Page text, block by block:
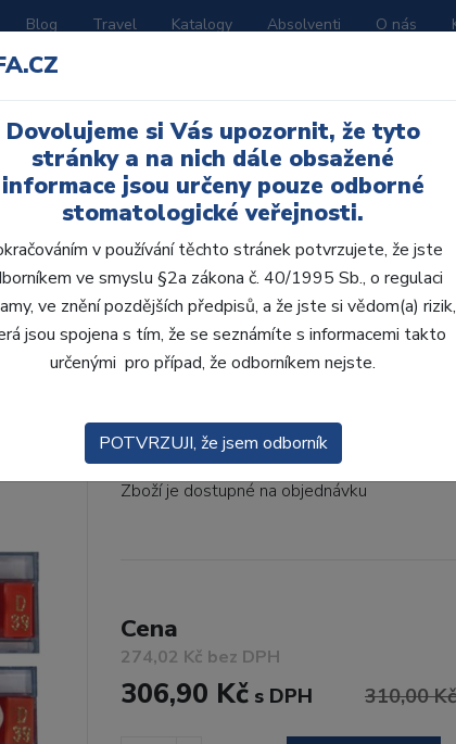
Blog Travel Katalogy Absolventi O nás
AcryRock 1x28 S54-
• Dvouvrstvé velmi estetické pryskyřičné
zub.• Díky použití speciální pryskyřice
Kód produktu: 803579
Zboží je dostupné na objednávku
Cena
274,02 Kč bez DPH
306,90 Kč s DPH 310,00 Kč
Dovolujeme si Vás upozornit, že tyto
stránky a na nich dále obsažené
informace jsou určeny pouze odborné
stomatologické veřejnosti.
v používání těchto stránek potvrzujete, že jste
ve smyslu §2a zákona č. 40/1995 Sb., o regulaci
ve znění pozdějších předpisů, a že jste si vědom(a) rizik,
jsou spojena s tím, že se seznámíte s informacemi takto
určenými pro případ, že odborníkem nejste.
POTVRZUJI, že jsem odborník